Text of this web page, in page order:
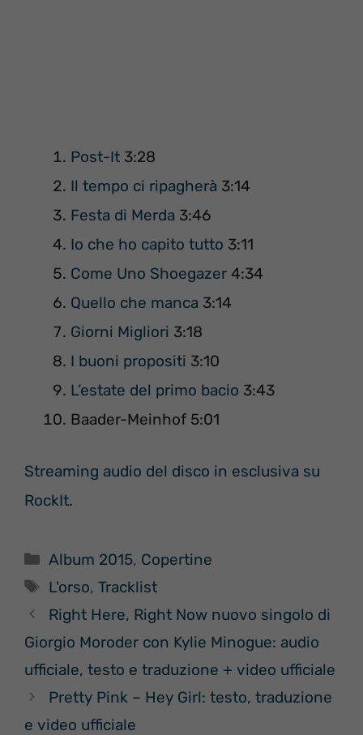
Post-It 3:28
Il tempo ci ripagherà 3:14
Festa di Merda 3:46
Io che ho capito tutto 3:11
Come Uno Shoegazer 4:34
Quello che manca 3:14
Giorni Migliori 3:18
I buoni propositi 3:10
L’estate del primo bacio 3:43
Baader-Meinhof 5:01
Streaming audio del disco in esclusiva su
RockIt.
Categorie
Album 2015, Copertine
Tag
L'orso,Tracklist
Right Here, Right Now nuovo singolo di
Giorgio Moroder con Kylie Minogue: audio
ufficiale, testo e traduzione + video ufficiale
Pretty Pink – Hey Girl: testo, traduzione
e video ufficiale